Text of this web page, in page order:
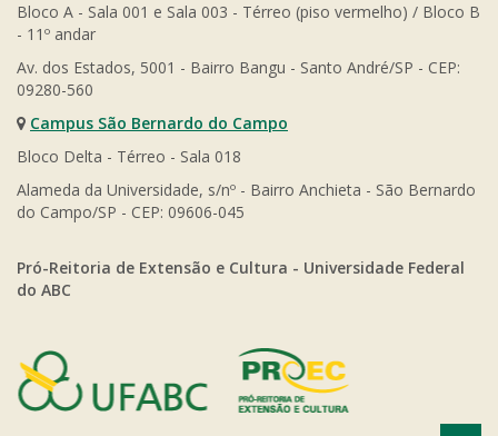
Bloco A - Sala 001 e Sala 003 - Térreo (piso vermelho) / Bloco B
- 11º andar
Av. dos Estados, 5001 - Bairro Bangu - Santo André/SP - CEP:
09280-560
Campus São Bernardo do Campo
Bloco Delta - Térreo - Sala 018
Alameda da Universidade, s/nº - Bairro Anchieta - São Bernardo
do Campo/SP - CEP: 09606-045
Pró-Reitoria de Extensão e Cultura - Universidade Federal
do ABC